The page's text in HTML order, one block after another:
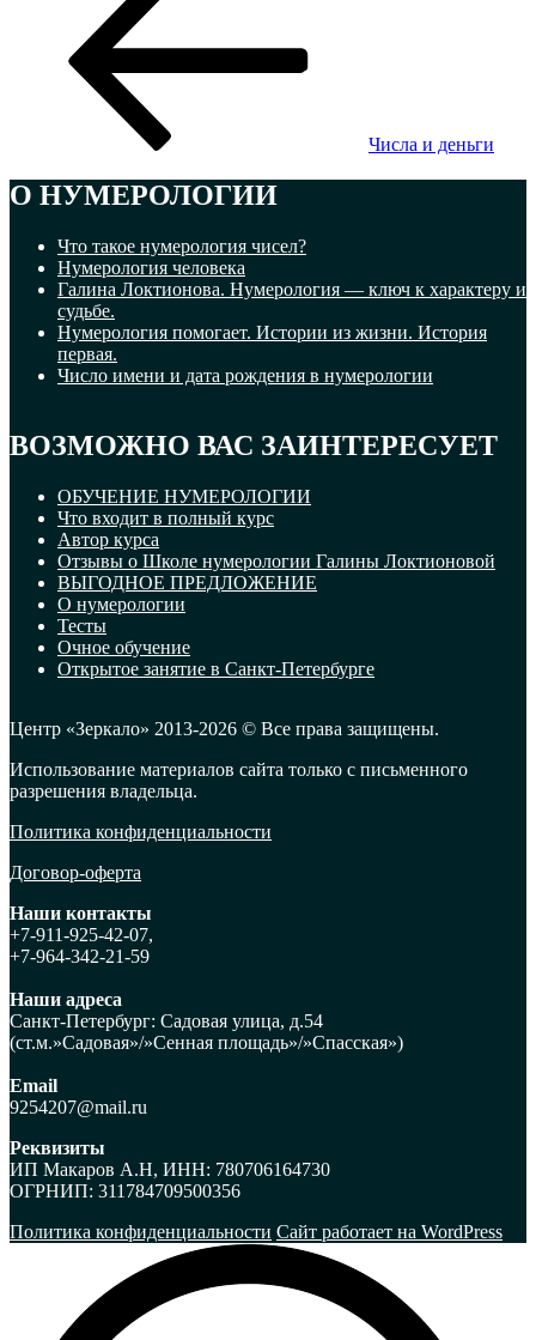
Числа и деньги
О НУМЕРОЛОГИИ
Что такое нумерология чисел?
Нумерология человека
Галина Локтионова. Нумерология — ключ к характеру и
судьбе.
Нумерология помогает. Истории из жизни. История
первая.
Число имени и дата рождения в нумерологии
ВОЗМОЖНО ВАС ЗАИНТЕРЕСУЕТ
ОБУЧЕНИЕ НУМЕРОЛОГИИ
Что входит в полный курс
Автор курса
Отзывы о Школе нумерологии Галины Локтионовой
ВЫГОДНОЕ ПРЕДЛОЖЕНИЕ
О нумерологии
Тесты
Очное обучение
Открытое занятие в Санкт-Петербурге
Центр «Зеркало» 2013-2026 © Все права защищены.
Использование материалов сайта только с письменного
разрешения владельца.
Политика конфиденциальности
Договор-оферта
Наши контакты
+7-911-925-42-07,
+7-964-342-21-59
Наши адреса
Санкт-Петербург: Садовая улица, д.54
(ст.м.»Садовая»/»Сенная площадь»/»Спасская»)
Email
9254207@mail.ru
Реквизиты
ИП Макаров А.Н, ИНН: 780706164730
ОГРНИП: 311784709500356
Политика конфиденциальности Сайт работает на WordPress